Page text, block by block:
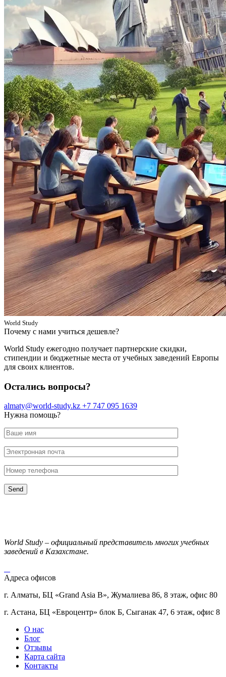
World Study
Почему с нами учиться дешевле?
World Study ежегодно получает партнерские скидки,
стипендии и бюджетные места от учебных заведений Европы
для своих клиентов.
Остались вопросы?
almaty@world-study.kz +7 747 095 1639
Нужна помощь?
World Study – официальный представитель многих учебных
заведений в Казахстане.
Адреса офисов
г. Алматы, БЦ «Grand Asia B», Жумалиева 86, 8 этаж, офис 80
г. Астана, БЦ «Евроцентр» блок Б, Сыганак 47, 6 этаж, офис 8
О нас
Блог
Отзывы
Карта сайта
Контакты